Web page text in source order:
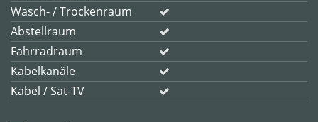
Wasch- / Trockenraum
Abstellraum
Fahrradraum
Kabelkanäle
Kabel / Sat-TV